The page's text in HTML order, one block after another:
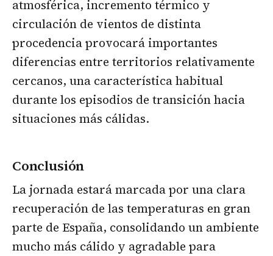
atmosférica, incremento térmico y
circulación de vientos de distinta
procedencia provocará importantes
diferencias entre territorios relativamente
cercanos, una característica habitual
durante los episodios de transición hacia
situaciones más cálidas.
Conclusión
La jornada estará marcada por una clara
recuperación de las temperaturas en gran
parte de España, consolidando un ambiente
mucho más cálido y agradable para